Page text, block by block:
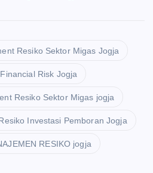
Resiko Sektor Migas Jogja
Risk Jogja
Resiko Sektor Migas jogja
Investasi Pemboran Jogja
RESIKO jogja